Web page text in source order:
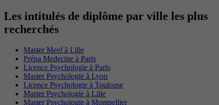
Les intitulés de diplôme par ville les plus
recherchés
Master Meef à Lille
Prépa Medecine à Paris
Licence Psychologie à Paris
Master Psychologie à Lyon
Licence Psychologie à Toulouse
Master Psychologie à Lille
Master Psychologie à Montpellier